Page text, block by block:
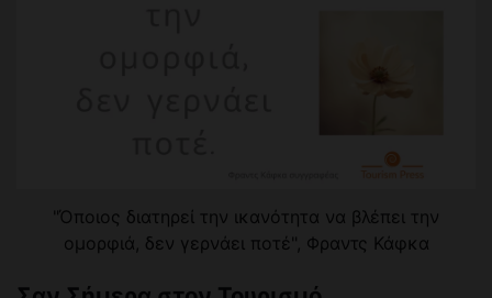
"Όποιος διατηρεί την ικανότητα να βλέπει την
ομορφιά, δεν γερνάει ποτέ", Φραντς Κάφκα